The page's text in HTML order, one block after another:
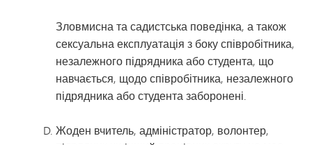
Зловмисна та садистська поведінка, а також
сексуальна експлуатація з боку співробітника,
незалежного підрядника або студента, що
навчається, щодо співробітника, незалежного
підрядника або студента заборонені.
Жоден вчитель, адміністратор, волонтер,